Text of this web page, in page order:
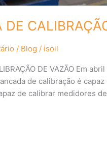
DE
/ Blog / isoil
DE VAZÃO Em
de calibração é
de calibrar medidores